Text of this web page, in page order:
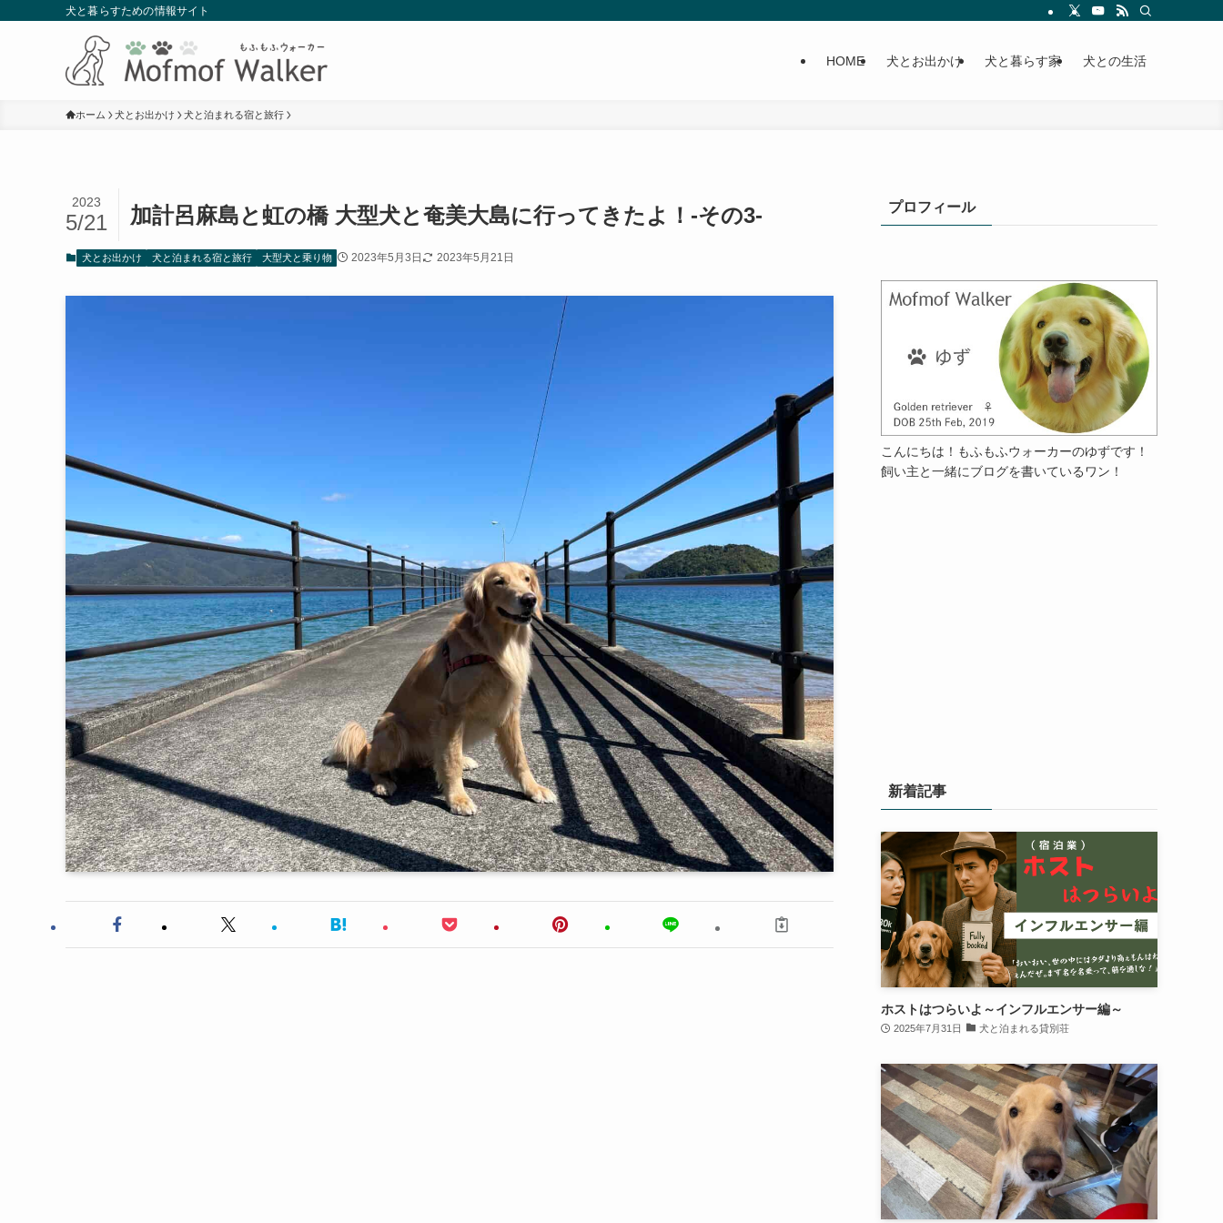
犬と暮らすための情報サイト
HOME 犬とお出かけ 犬と暮らす家 犬との生活
ホーム 犬とお出かけ 犬と泊まれる宿と旅行
加計呂麻島と虹の橋 大型犬と奄美大島に行ってきたよ！-その3-
2023
5/21
犬とお出かけ 犬と泊まれる宿と旅行 大型犬と乗り物 2023年5月3日 2023年5月21日
プロフィール
こんにちは！もふもふウォーカーのゆずです！
飼い主と一緒にブログを書いているワン！
新着記事
ホストはつらいよ～インフルエンサー編～
2025年7月31日 犬と泊まれる貸別荘